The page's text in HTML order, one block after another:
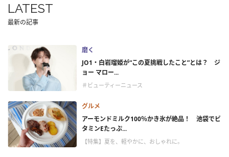
LATEST
最新の記事
磨く
JO1・白岩瑠姫が“この夏挑戦したこと”とは？ ジ
ョー マロー...
＃ビューティーニュース
グルメ
アーモンドミルク100％かき氷が絶品！ 池袋でビ
タミンEたっぷ...
【特集】夏を、軽やかに、おしゃれに。